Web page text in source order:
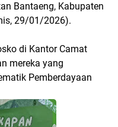
Bantaeng, Kabupaten
29/01/2026).
di Kantor Camat
mereka yang
Pemberdayaan